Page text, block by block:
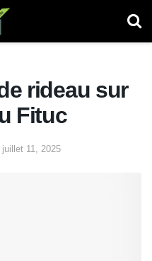
rideau sur
Fituc
juillet 11, 2025